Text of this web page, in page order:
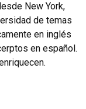
New York,
de temas
en inglés
en español.